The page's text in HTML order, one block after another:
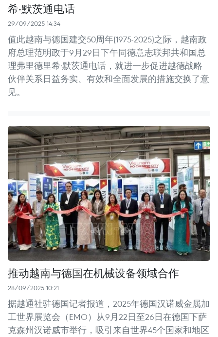
希·默茨通电话
29/09/2025 14:34
值此越南与德国建交50周年(1975-2025)之际，越南政
府总理范明政于9月29日下午同德意志联邦共和国总
理弗里德里希·默茨通电话，就进一步促进越德战略
伙伴关系日益务实、有效和全面发展的措施交换了意
见。
推动越南与德国在机械设备领域合作
28/09/2025 10:21
据越通社驻德国记者报道，2025年德国汉诺威金属加
工世界展览会（EMO）从9月22日至26日在德国下萨
克森州汉诺威市举行，吸引来自世界45个国家和地区